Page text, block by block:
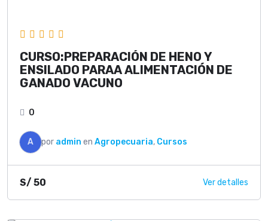
CURSO:PREPARACIÓN DE HENO Y
ENSILADO PARAA ALIMENTACIÓN DE
GANADO VACUNO
0
A por admin en Agropecuaria, Cursos
S/ 50 Ver detalles